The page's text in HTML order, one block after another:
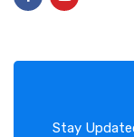
Stay